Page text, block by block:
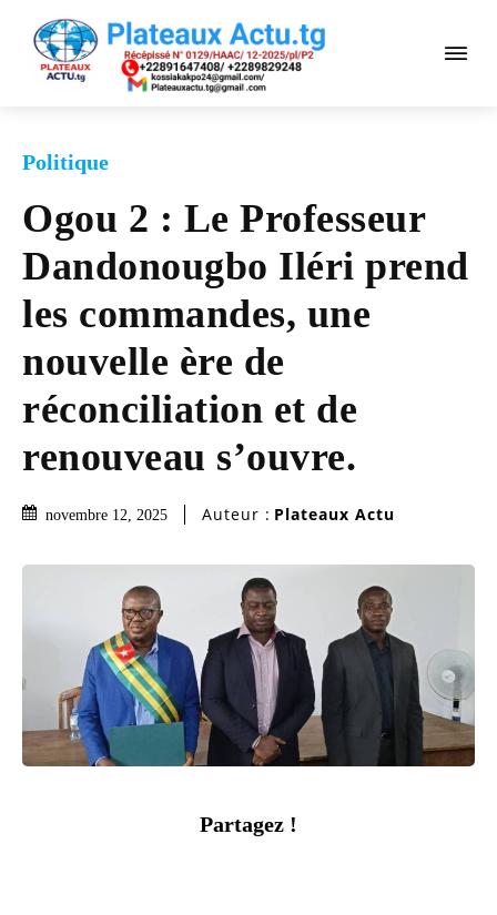
Politique
Ogou 2 : Le Professeur
Dandonougbo Iléri prend
les commandes, une
nouvelle ère de
réconciliation et de
renouveau s’ouvre.
novembre 12, 2025 Auteur : Plateaux Actu
Partagez !